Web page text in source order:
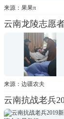
来源：果果π
云南龙陵志愿
来源：边疆农夫
云南抗战老兵